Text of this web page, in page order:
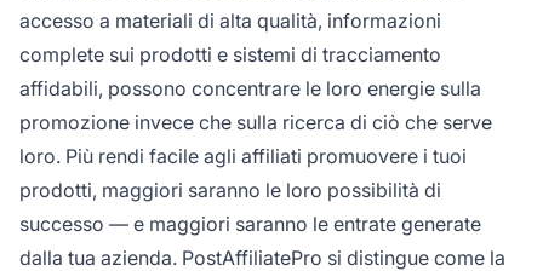
accesso a materiali di alta qualità, informazioni
complete sui prodotti e sistemi di tracciamento
affidabili, possono concentrare le loro energie sulla
promozione invece che sulla ricerca di ciò che serve
loro. Più rendi facile agli affiliati promuovere i tuoi
prodotti, maggiori saranno le loro possibilità di
successo — e maggiori saranno le entrate generate
dalla tua azienda. PostAffiliatePro si distingue come la